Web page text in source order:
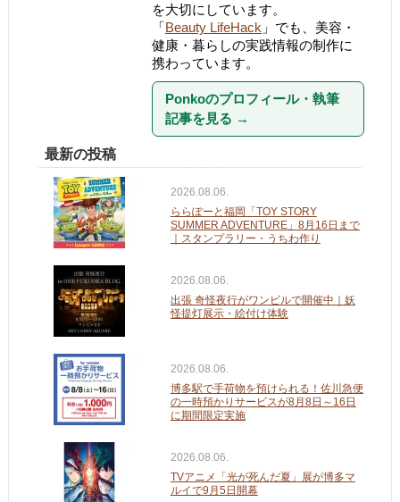
を大切にしています。
「Beauty LifeHack 」でも、美容・
健康・暮らしの実践情報の制作に
携わっています。
Ponkoのプロフィール・執筆
記事を見る →
最新の投稿
2026.08.06.
ららぽーと福岡「TOY STORY
SUMMER ADVENTURE」8月16日まで
｜スタンプラリー・うちわ作り
2026.08.06.
出張 奇怪夜行がワンビルで開催中｜妖
怪提灯展示・絵付け体験
2026.08.06.
博多駅で手荷物を預けられる！佐川急便
の一時預かりサービスが8月8日～16日
に期間限定実施
2026.08.06.
TVアニメ「光が死んだ夏」展が博多マ
ルイで9月5日開幕